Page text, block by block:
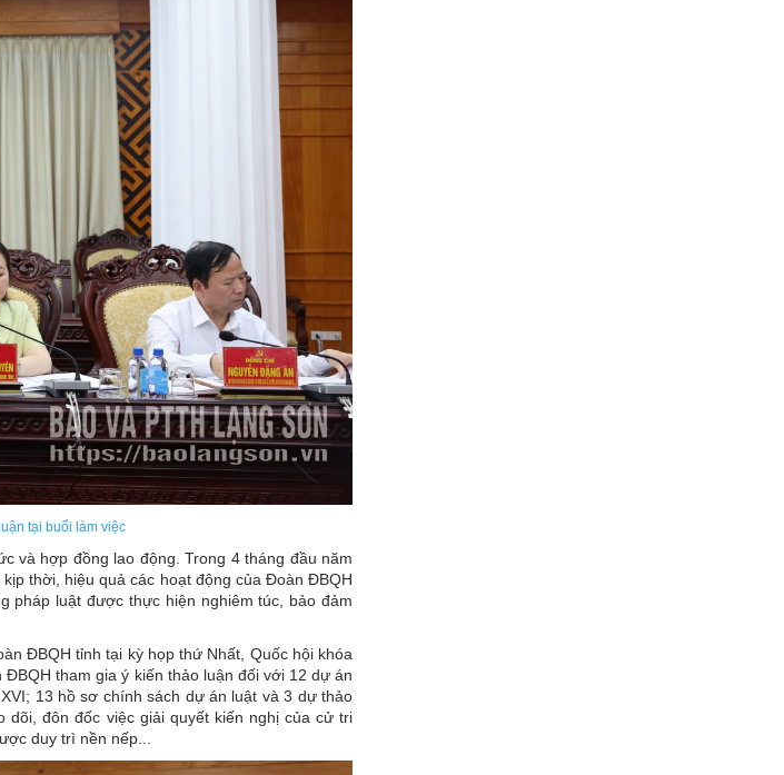
tại buổi làm việc
và hợp đồng lao động. Trong 4 tháng đầu năm
thời, hiệu quả các hoạt động của Đoàn ĐBQH
pháp luật được thực hiện nghiêm túc, bảo đảm
ĐBQH tỉnh tại kỳ họp thứ Nhất, Quốc hội khóa
tham gia ý kiến thảo luận đối với 12 dự án
13 hồ sơ chính sách dự án luật và 3 dự thảo
đôn đốc việc giải quyết kiến nghị của cử tri
duy trì nền nếp...